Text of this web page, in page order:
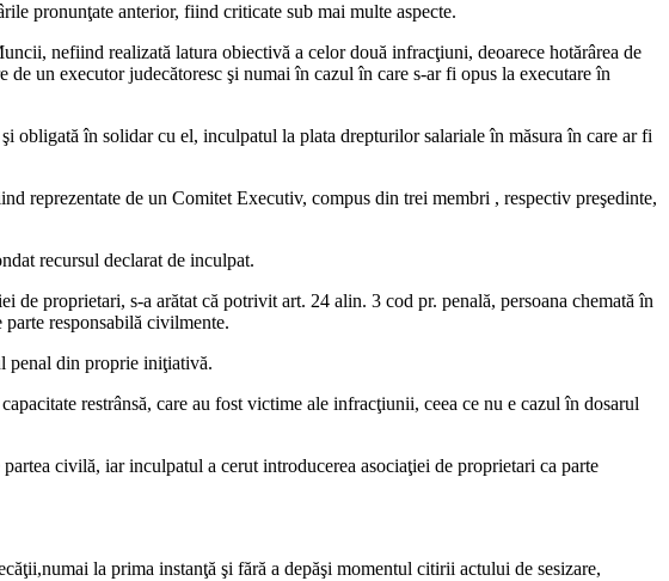
pronunţate anterior, fiind criticate sub mai multe aspecte.
nefiind realizată latura obiectivă a celor două infracţiuni, deoarece hotărârea de
un executor judecătoresc şi numai în cazul în care s-ar fi opus la executare în
obligată în solidar cu el, inculpatul la plata drepturilor salariale în măsura în care ar fi
reprezentate de un Comitet Executiv, compus din trei membri , respectiv preşedinte,
recursul declarat de inculpat.
proprietari, s-a arătat că potrivit art. 24 alin. 3 cod pr. penală, persoana chemată în
responsabilă civilmente.
penal din proprie iniţiativă.
restrânsă, care au fost victime ale infracţiunii, ceea ce nu e cazul în dosarul
civilă, iar inculpatul a cerut introducerea asociaţiei de proprietari ca parte
la prima instanţă şi fără a depăşi momentul citirii actului de sesizare,